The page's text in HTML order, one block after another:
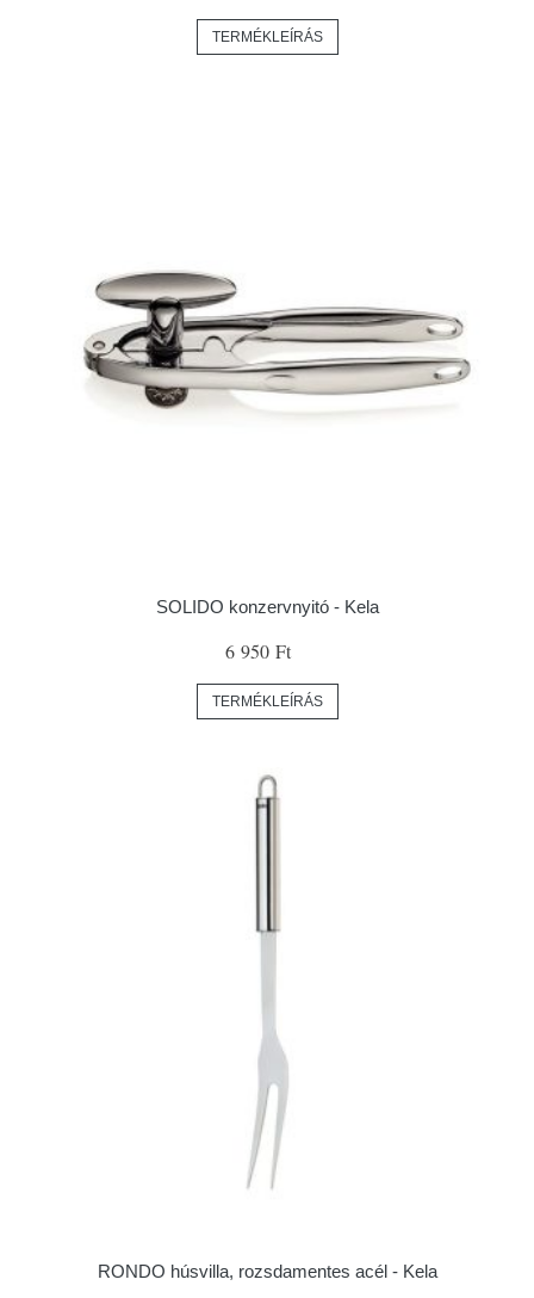
TERMÉKLEÍRÁS
SOLIDO konzervnyitó - Kela
6 950 Ft
TERMÉKLEÍRÁS
RONDO húsvilla, rozsdamentes acél - Kela